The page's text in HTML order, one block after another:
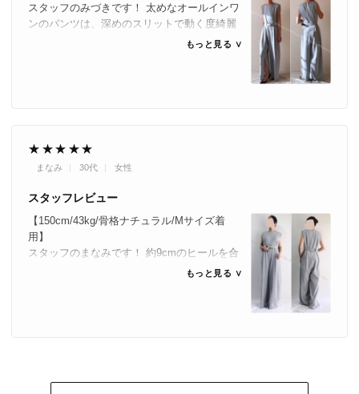
スタッフのみづきです！ 太めなオールインワ
ンのパンツは、深めのスリットで動く度綺麗
なシルエットになります。全体的にゆったり
もっと見る ∨
★★★★★
まなみ 30代 女性
スタッフレビュー
【150cm/43kg/骨格ナチュラル/Mサイズ着
用】
スタッフのまなみです！ 約9cmのヒールを合
わせています。 私の体型にはSサイズがおす
もっと見る ∨